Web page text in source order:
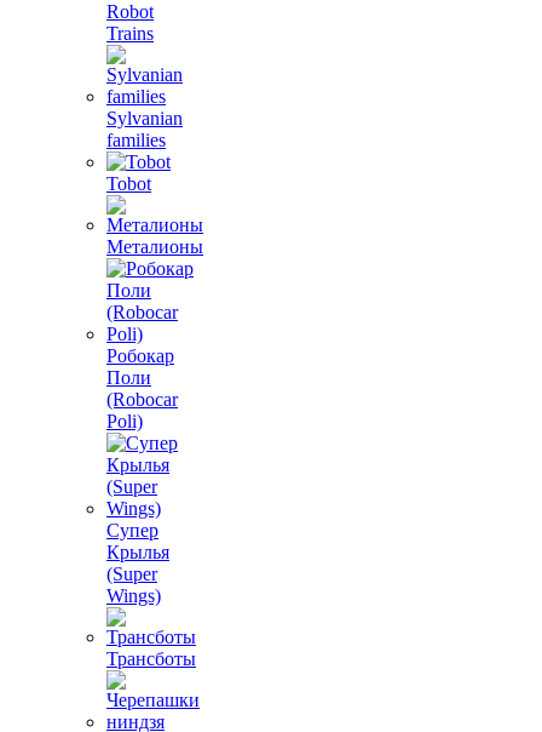
Robot
Trains
Sylvanian
families
Tobot
Металионы
Робокар
Поли
(Robocar
Poli)
Супер
Крылья
(Super
Wings)
Трансботы